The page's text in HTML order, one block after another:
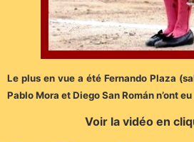
Le plus en vue a été Fernando Plaza
Pablo Mora et Diego San Román n’ont
Voir la vidéo en